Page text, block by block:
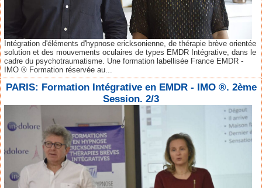
Intégration d'éléments d'hypnose ericksonienne, de thérapie brève orientée
solution et des mouvements oculaires de types EMDR Intégrative, dans le
cadre du psychotraumatisme. Une formation labellisée France EMDR -
IMO ® Formation réservée au...
PARIS: Formation Intégrative en EMDR - IMO ®. 2ème
Session. 2/3